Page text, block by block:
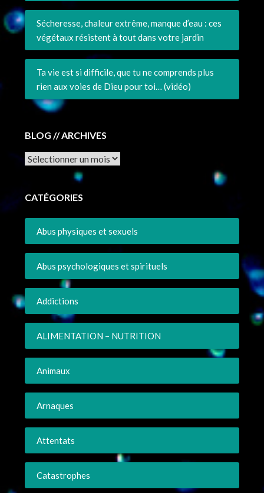
Sécheresse, chaleur extrême, manque d’eau : ces
végétaux résistent à tout dans votre jardin
Ta vie est si difficile, que tu ne comprends plus
rien aux voies de Dieu pour toi… (vidéo)
BLOG // ARCHIVES
Archives
CATÉGORIES
Abus physiques et sexuels
Abus psychologiques et spirituels
Addictions
ALIMENTATION – NUTRITION
Animaux
Arnaques
Attentats
Catastrophes